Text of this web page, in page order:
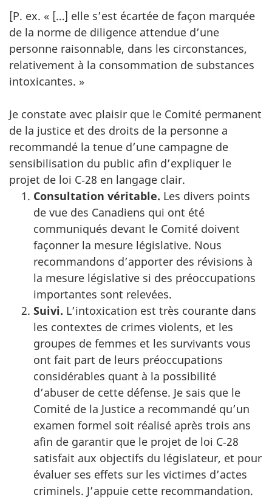
[P. ex. « […] elle s’est écartée de façon marquée
de la norme de diligence attendue d’une
personne raisonnable, dans les circonstances,
relativement à la consommation de substances
intoxicantes. »
Je constate avec plaisir que le Comité permanent
de la justice et des droits de la personne a
recommandé la tenue d’une campagne de
sensibilisation du public afin d’expliquer le
projet de loi C‑28 en langage clair.
Consultation véritable. Les divers points
de vue des Canadiens qui ont été
communiqués devant le Comité doivent
façonner la mesure législative. Nous
recommandons d’apporter des révisions à
la mesure législative si des préoccupations
importantes sont relevées.
Suivi. L’intoxication est très courante dans
les contextes de crimes violents, et les
groupes de femmes et les survivants vous
ont fait part de leurs préoccupations
considérables quant à la possibilité
d’abuser de cette défense. Je sais que le
Comité de la Justice a recommandé qu’un
examen formel soit réalisé après trois ans
afin de garantir que le projet de loi C‑28
satisfait aux objectifs du législateur, et pour
évaluer ses effets sur les victimes d’actes
criminels. J’appuie cette recommandation.